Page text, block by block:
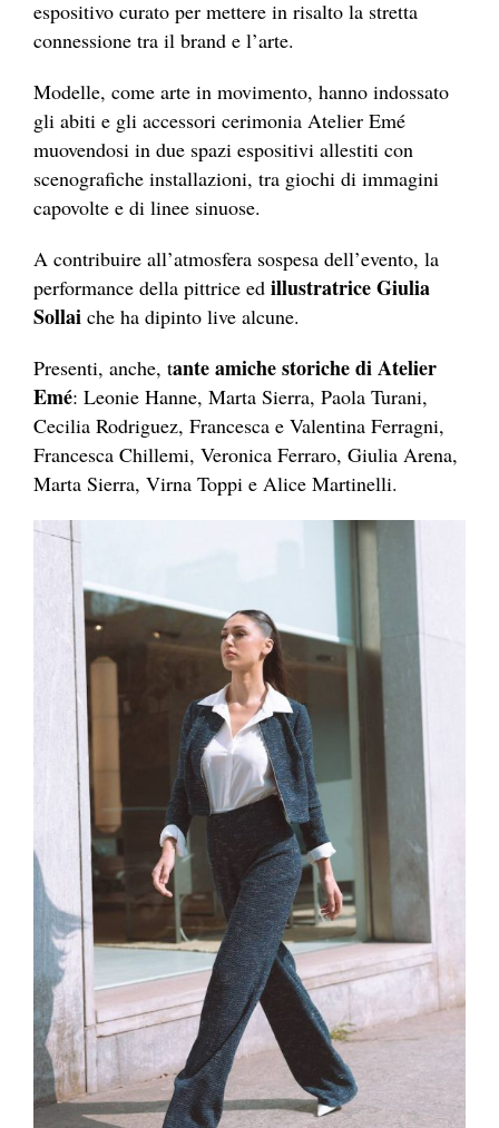
espositivo curato per mettere in risalto la stretta
connessione tra il brand e l’arte.
Modelle, come arte in movimento, hanno indossato
gli abiti e gli accessori cerimonia Atelier Emé
muovendosi in due spazi espositivi allestiti con
scenografiche installazioni, tra giochi di immagini
capovolte e di linee sinuose.
A contribuire all’atmosfera sospesa dell’evento, la
performance della pittrice ed illustratrice Giulia
Sollai che ha dipinto live alcune.
Presenti, anche, tante amiche storiche di Atelier
Emé: Leonie Hanne, Marta Sierra, Paola Turani,
Cecilia Rodriguez, Francesca e Valentina Ferragni,
Francesca Chillemi, Veronica Ferraro, Giulia Arena,
Marta Sierra, Virna Toppi e Alice Martinelli.